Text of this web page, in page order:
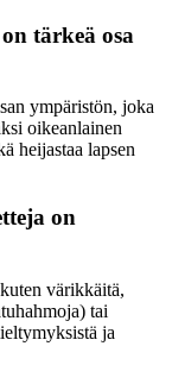
tärkeä osa
ympäristön, joka
oikeanlainen
heijastaa lapsen
on
värikkäitä,
tai
ja